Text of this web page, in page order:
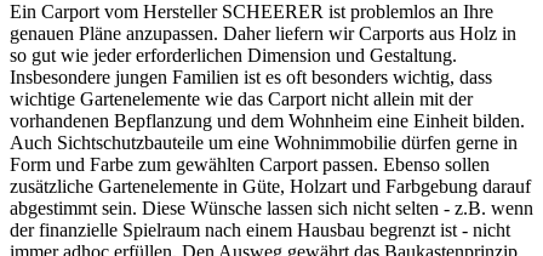
Ein Carport vom Hersteller SCHEERER ist problemlos an Ihre
genauen Pläne anzupassen. Daher liefern wirCarports aus Holz in
so gut wie jeder erforderlichen Dimension und Gestaltung.
Insbesondere jungen Familien ist es oft besonders wichtig, dass
wichtige Gartenelemente wie das Carport nicht allein mit der
vorhandenen Bepflanzung und dem Wohnheim eine Einheit bilden.
Auch Sichtschutzbauteile um eine Wohnimmobilie dürfen gerne in
Form und Farbe zum gewählten Carport passen. Ebenso sollen
zusätzliche Gartenelemente in Güte, Holzart und Farbgebung darauf
abgestimmt sein. Diese Wünsche lassen sich nicht selten - z.B. wenn
der finanzielle Spielraum nach einem Hausbau begrenzt ist - nicht